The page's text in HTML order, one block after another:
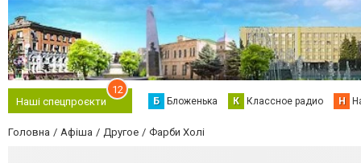
Наші спецпроєкти
12
Б Бложенька К Классное радио Н
Головна Афіша Другое Фарби Холі